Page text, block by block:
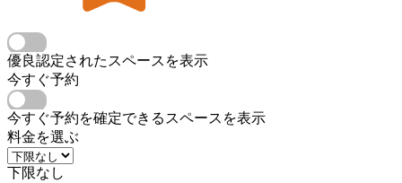
優良認定されたスペースを表示
今すぐ予約
今すぐ予約を確定できるスペースを表示
料金を選ぶ
下限なし